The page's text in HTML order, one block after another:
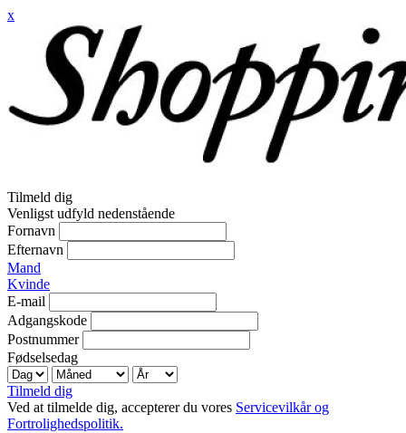
x
Tilmeld dig
Venligst udfyld nedenstående
Fornavn
Efternavn
Mand
Kvinde
E-mail
Adgangskode
Postnummer
Fødselsedag
Tilmeld dig
Ved at tilmelde dig, accepterer du vores Servicevilkår og
Fortrolighedspolitik.